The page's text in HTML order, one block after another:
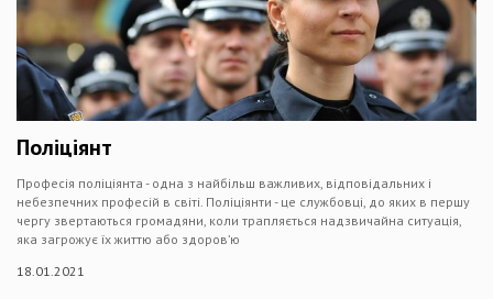
Поліціянт
Професія поліціянта - одна з найбільш важливих, відповідальних і
небезпечних професій в світі. Поліціянти - це службовці, до яких в першу
чергу звертаються громадяни, коли трапляється надзвичайна ситуація,
яка загрожує їх життю або здоров’ю
18.01.2021